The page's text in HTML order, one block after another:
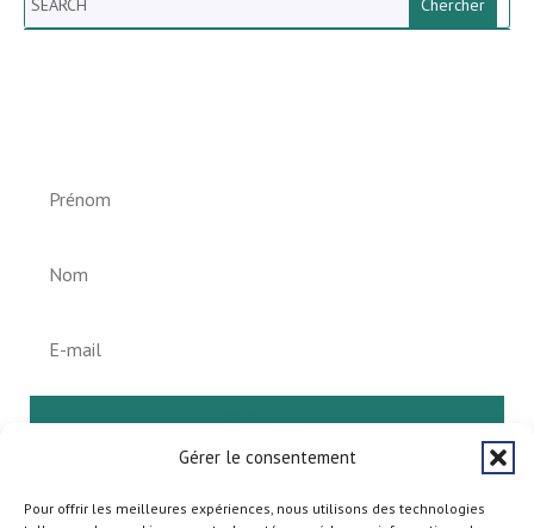
Gérer le consentement
Pour offrir les meilleures expériences, nous utilisons des technologies
S'abonner